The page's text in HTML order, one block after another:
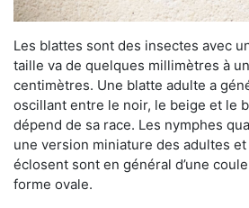
Les blattes sont des insectes avec
taille va de quelques millimètres à
centimètres. Une blatte adulte a
oscillant entre le noir, le beige et le
dépend de sa race. Les nymphes
une version miniature des adultes
éclosent sont en général d’une
forme ovale.